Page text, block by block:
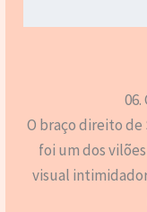
O braço direito de
foi um dos
visual